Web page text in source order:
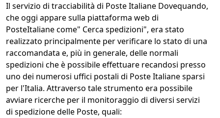
Il servizio di tracciabilità di Poste Italiane Dovequando,
che oggi appare sulla piattaforma web di
PosteItaliane come" Cerca spedizioni", era stato
realizzato principalmente per verificare lo stato di una
raccomandata e, più in generale, delle normali
spedizioni che è possibile effettuare recandosi presso
uno dei numerosi uffici postali di Poste Italiane sparsi
per l'Italia. Attraverso tale strumento era possibile
avviare ricerche per il monitoraggio di diversi servizi
di spedizione delle Poste, quali: